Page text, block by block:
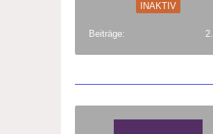
INAKTIV
Beiträge